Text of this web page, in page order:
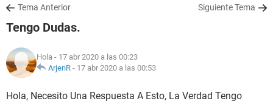
SALUD
FAMILIA
NUTRICIÓN
BIENESTAR
Tema Anterior Siguiente Tema
Tengo Dudas.
Hola - 17 abr 2020 a las 00:23
ArjenR - 17 abr 2020 a las 00:53
Hola, Necesito Una Respuesta A Esto, La Verdad Tengo